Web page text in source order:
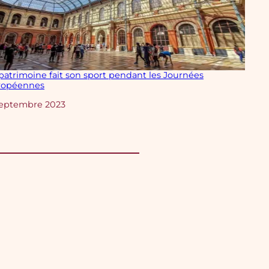
fait son sport pendant les Journées
2023